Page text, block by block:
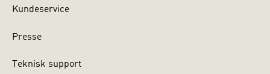
Kundeservice
Presse
Teknisk support